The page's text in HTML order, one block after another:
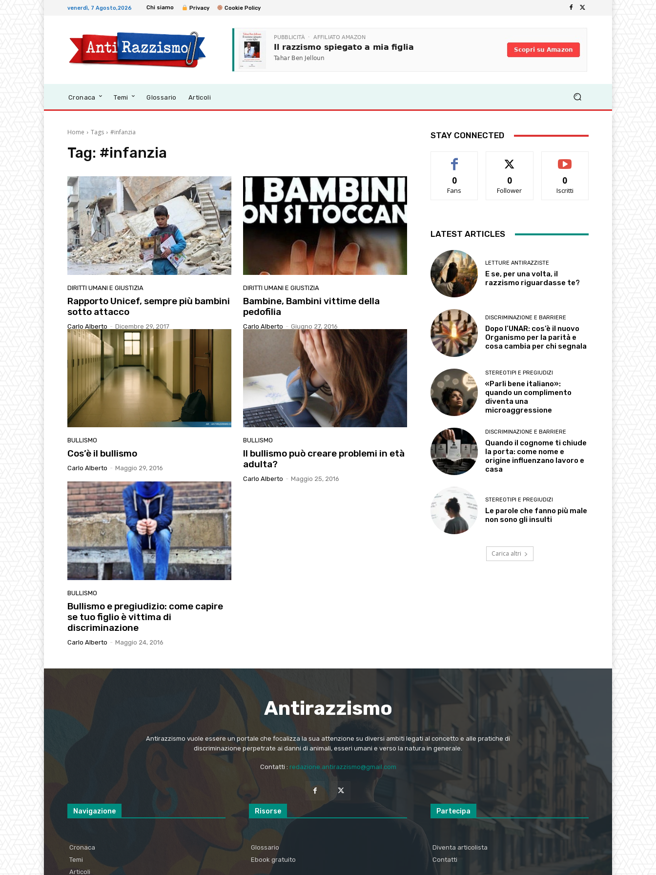
venerdì, 7 Agosto,2026 Chi siamo Privacy Cookie Policy
Cronaca Temi Glossario Articoli
Home Tags #infanzia
Tag: #infanzia
DIRITTI UMANI E GIUSTIZIA
Rapporto Unicef, sempre più bambini
sotto attacco
Carlo Alberto - Dicembre 29, 2017
DIRITTI UMANI E GIUSTIZIA
Bambine, Bambini vittime della
pedofilia
Carlo Alberto - Giugno 27, 2016
BULLISMO
Cos’è il bullismo
Carlo Alberto - Maggio 29, 2016
BULLISMO
Il bullismo può creare problemi in età
adulta?
Carlo Alberto - Maggio 25, 2016
BULLISMO
Bullismo e pregiudizio: come capire
se tuo figlio è vittima di
discriminazione
Carlo Alberto - Maggio 24, 2016
STAY CONNECTED
0
Fans
0
Follower
0
Iscritti
LATEST ARTICLES
LETTURE ANTIRAZZISTE
E se, per una volta, il
razzismo riguardasse te?
DISCRIMINAZIONE E BARRIERE
Dopo l’UNAR: cos’è il nuovo
Organismo per la parità e
cosa cambia per chi segnala
STEREOTIPI E PREGIUDIZI
«Parli bene italiano»:
quando un complimento
diventa una
microaggressione
DISCRIMINAZIONE E BARRIERE
Quando il cognome ti chiude
la porta: come nome e
origine influenzano lavoro e
casa
STEREOTIPI E PREGIUDIZI
Le parole che fanno più male
non sono gli insulti
Carica altri
Antirazzismo
Antirazzismo vuole essere un portale che focalizza la sua attenzione su diversi ambiti legati al concetto e alle pratiche di
discriminazione perpetrate ai danni di animali, esseri umani e verso la natura in generale.
Contatti : redazione.antirazzismo@gmail.com
Navigazione
Cronaca
Temi
Articoli
Risorse
Glossario
Ebook gratuito
Partecipa
Diventa articolista
Contatti